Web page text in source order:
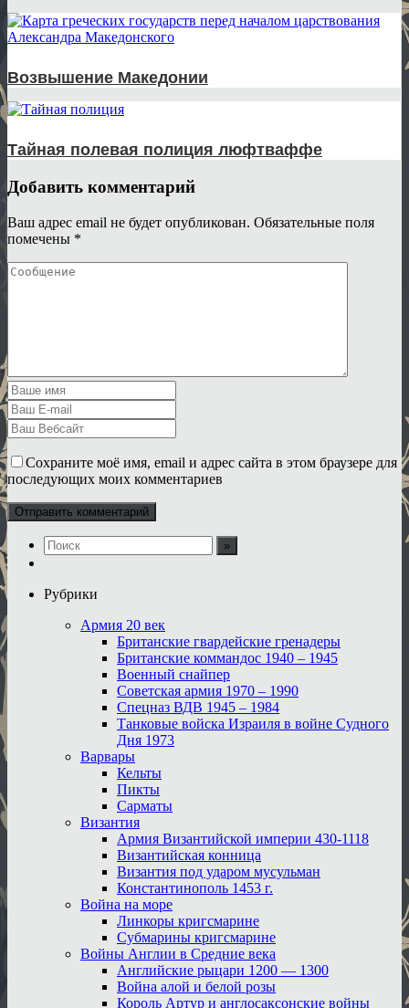
Возвышение Македонии
Тайная полевая полиция люфтваффе
Добавить комментарий
Ваш адрес email не будет опубликован. Обязательные поля
помечены *
Сохраните моё имя, email и адрес сайта в этом браузере для
последующих моих комментариев
Рубрики
Армия 20 век
Британские гвардейские гренадеры
Британские коммандос 1940 – 1945
Военный снайпер
Советская армия 1970 – 1990
Спецназ ВДВ 1945 – 1984
Танковые войска Израиля в войне Судного
Дня 1973
Варвары
Кельты
Пикты
Сарматы
Византия
Армия Византийской империи 430-1118
Византийская конница
Византия под ударом мусульман
Константинополь 1453 г.
Война на море
Линкоры кригсмарине
Субмарины кригсмарине
Войны Англии в Средние века
Английские рыцари 1200 — 1300
Война алой и белой розы
Король Артур и англосаксонские войны